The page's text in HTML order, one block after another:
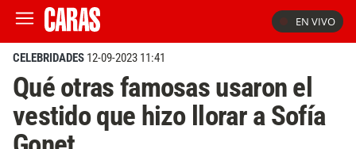
EN VIVO
CELEBRIDADES 12-09-2023 11:41
Qué otras famosas usaron el
vestido que hizo llorar a Sofía